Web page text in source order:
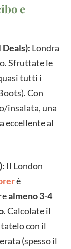
e
Deals): Londra
Sfruttate le
tutti i
Con
insalata, una
eccellente al
Il London
è
almeno 3-4
. Calcolate il
con il
(spesso il